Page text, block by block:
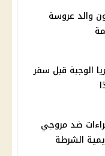
والد عروسة
الوجبة قبل سفر
ضد مروجي
الشرطة